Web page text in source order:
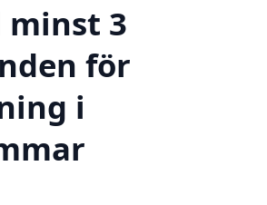
minst 3
för
i